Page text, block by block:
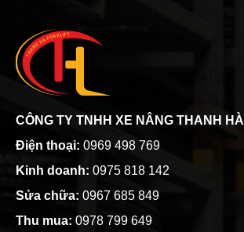
CÔNG TY TNHH XE NÂNG THANH HÀ
Điện thoại: 0969 498 769
Kinh doanh: 0975 818 142
Sửa chữa: 0967 685 849
Thu mua: 0978 799 649